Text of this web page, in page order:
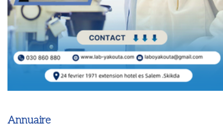
Annuaire